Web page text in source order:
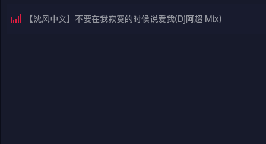
【沈风中文】不要在我寂寞的时候说爱我(Dj阿超 Mix)